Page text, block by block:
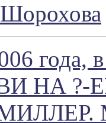
года,
НА ?-